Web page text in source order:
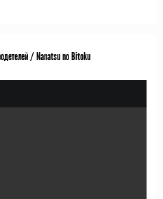
/ Nanatsu no Bitoku